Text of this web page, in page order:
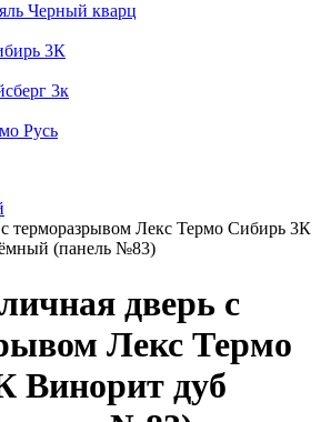
Черный кварц
3К
3к
Русь
терморазрывом Лекс Термо Сибирь 3К
(панель №83)
дверь с
Лекс Термо
Винорит дуб